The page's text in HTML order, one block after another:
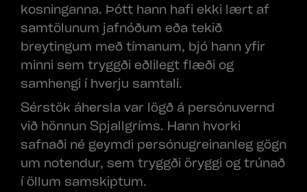
kosninganna. Þótt hann hafi ekki lært af
samtölunum jafnóðum eða tekið
breytingum með tímanum, bjó hann yfir
minni sem tryggði eðlilegt flæði og
samhengi í hverju samtali.
Sérstök áhersla var lögð á persónuvernd
við hönnun Spjallgríms. Hann hvorki
safnaði né geymdi persónugreinanleg gögn
um notendur, sem tryggði öryggi og trúnað
í öllum samskiptum.